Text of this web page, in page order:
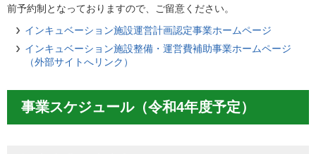
前予約制となっておりますので、ご留意ください。
インキュベーション施設運営計画認定事業ホームページ
インキュベーション施設整備・運営費補助事業ホームページ
（外部サイトへリンク）
事業スケジュール（令和4年度予定）